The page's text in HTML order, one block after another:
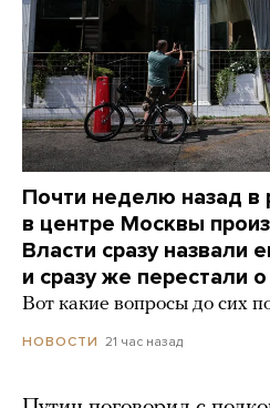
Почти неделю назад в
в центре Москвы
Власти сразу назвали
и сразу же перестали
Вот какие вопросы до сих
НОВОСТИ 21 час назад